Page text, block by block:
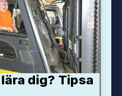
dig? Tipsa